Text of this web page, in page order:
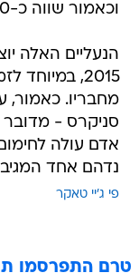
וכאמור שווה כ-80 אלף שקל.
הנעליים האלה
2015,
מחבריו.
אדם עולה
נדהם אחד
פי ג'יי טאקר
טרם התפרסמו